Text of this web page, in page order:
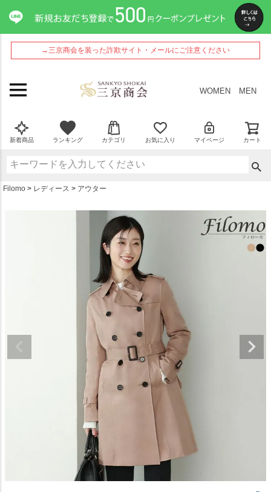
→三京商会を装った詐欺サイト・メールにご注意ください
WOMEN MEN
新着商品 ランキング カテゴリ お気に入り マイページ カート
Filomo レディース アウター
ペー
ジト
ップ
へ